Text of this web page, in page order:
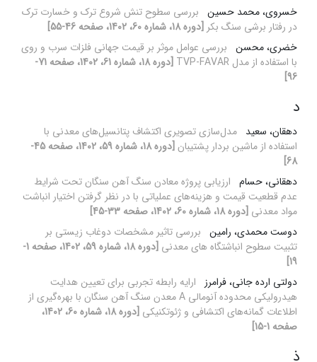
خسروی، محمد حسین بررسی سطوح تنش شروع ترک و خسارت ترک
در رفتار برشی سنگ بکر [دوره 18، شماره 60، 1402، صفحه 46-55]
خضری، محسن بررسی عوامل موثر بر قیمت جهانی فلزات سرب و روی
با استفاده از مدل TVP-FAVAR
[دوره 18، شماره 61، 1402، صفحه 71-
96]
د
دهقان، سعید مدل‌سازی تصویری اکتشاف پتانسیل‌های معدنی با
استفاده از ماشین‌ بردار پشتیبان
[دوره 18، شماره 59، 1402، صفحه 45-
68]
دهقانی، حسام ارزیابی پروژه معادن سنگ آهن سنگان تحت شرایط
عدم قطعیت قیمت و هزینه‌های عملیاتی با در نظر گرفتن اختیار انباشت
مواد معدنی [دوره 18، شماره 60، 1402، صفحه 33-45]
دوست محمدی، رامین بررسی تاثیر مشخصات دوغاب زیستی بر
تثبیت سطوح انباشتگاه های معدنی
[دوره 18، شماره 59، 1402، صفحه 1-
19]
دولتی ارده جانی، فرامرز
ارایه رابطه تجربی برای تعیین هدایت
هیدرولیکی محدوده آنومالی A معدن سنگ آهن سنگان با بهره‌گیری از
اطلاعات گمانه‌های اکتشافی و ژئوتکنیکی
[دوره 18، شماره 60، 1402،
صفحه 1-15]
ذ